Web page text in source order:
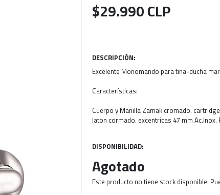
$29.990 CLP
DESCRIPCIÓN:
Excelente Monomando para tina-ducha
Características:
Cuerpo y Manilla Zamak cromado.
laton cormado. excentricas 47 mm
DISPONIBILIDAD:
Agotado
Este producto no tiene stock disponible.